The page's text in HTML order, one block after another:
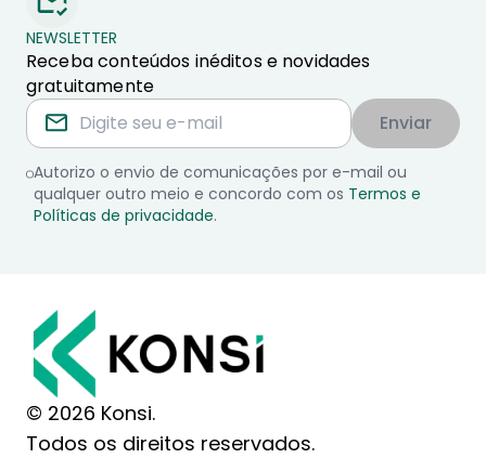
NEWSLETTER
Receba conteúdos inéditos e novidades
gratuitamente
Enviar
Autorizo o envio de comunicações por e-mail ou
qualquer outro meio e concordo com os Termos e
Políticas de privacidade.
© 2026 Konsi.
Todos os direitos reservados.